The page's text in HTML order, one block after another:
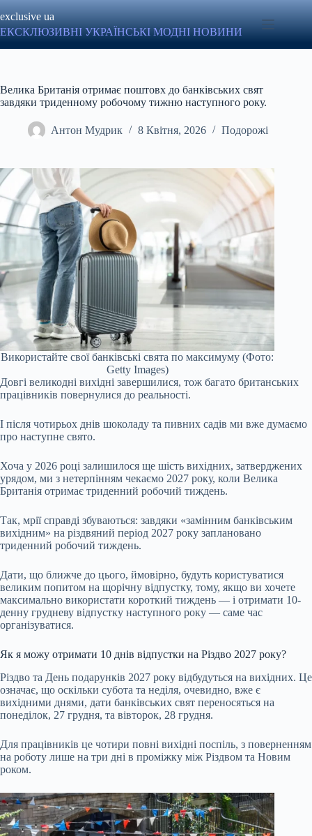
до
вмісту
exclusive ua
ЕКСКЛЮЗИВНІ УКРАЇНСЬКІ МОДНІ НОВИНИ
Велика Британія отримає поштовх до банківських свят
завдяки триденному робочому тижню наступного року.
Антон Мудрик 8 Квітня, 2026 Подорожі
Використайте свої банківські свята по максимуму (Фото:
Getty Images)
Довгі великодні вихідні завершилися, тож багато британських
працівників повернулися до реальності.
І після чотирьох днів шоколаду та пивних садів ми вже думаємо
про наступне свято.
Хоча у 2026 році залишилося ще шість вихідних, затверджених
урядом, ми з нетерпінням чекаємо 2027 року, коли Велика
Британія отримає триденний робочий тиждень.
Так, мрії справді збуваються: завдяки «замінним банківським
вихідним» на різдвяний період 2027 року заплановано
триденний робочий тиждень.
Дати, що ближче до цього, ймовірно, будуть користуватися
великим попитом на щорічну відпустку, тому, якщо ви хочете
максимально використати короткий тиждень — і отримати 10-
денну грудневу відпустку наступного року — саме час
організуватися.
Як я можу отримати 10 днів відпустки на Різдво 2027 року?
Різдво та День подарунків 2027 року відбудуться на вихідних. Це
означає, що оскільки субота та неділя, очевидно, вже є
вихідними днями, дати банківських свят переносяться на
понеділок, 27 грудня, та вівторок, 28 грудня.
Для працівників це чотири повні вихідні поспіль, з поверненням
на роботу лише на три дні в проміжку між Різдвом та Новим
роком.